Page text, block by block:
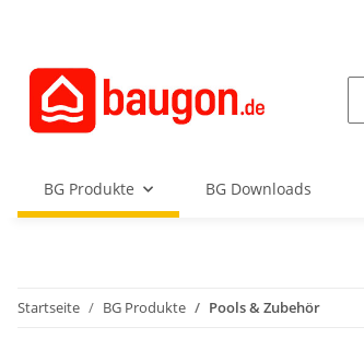
BG Produkte BG Downloads
Startseite BG Produkte Pools & Zubehör